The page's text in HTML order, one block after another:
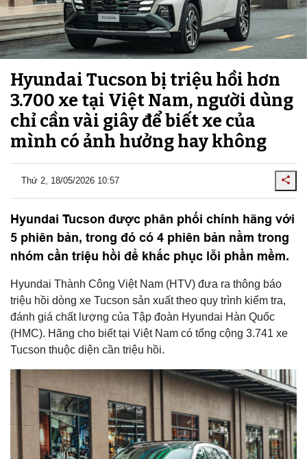
Hyundai Tucson bị triệu hồi hơn
3.700 xe tại Việt Nam, người dùng
chỉ cần vài giây để biết xe của
mình có ảnh hưởng hay không
Thứ 2, 18/05/2026 10:57
Hyundai Tucson được phân phối chính hãng với
5 phiên bản, trong đó có 4 phiên bản nằm trong
nhóm cần triệu hồi để khắc phục lỗi phần mềm.
Hyundai Thành Công Việt Nam (HTV) đưa ra thông báo
triệu hồi dòng xe Tucson sản xuất theo quy trình kiểm tra,
đánh giá chất lượng của Tập đoàn Hyundai Hàn Quốc
(HMC). Hãng cho biết tại Việt Nam có tổng cộng 3.741 xe
Tucson thuộc diện cần triệu hồi.